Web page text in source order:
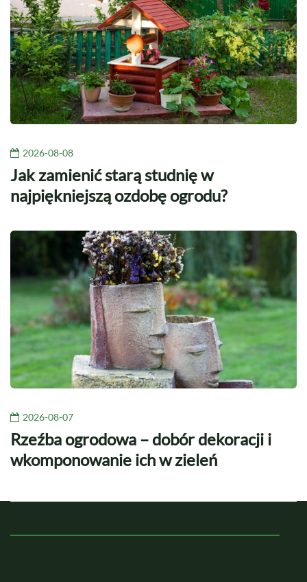
2026-08-08
Jak zamienić starą studnię w
najpiękniejszą ozdobę ogrodu?
2026-08-07
Rzeźba ogrodowa – dobór dekoracji i
wkomponowanie ich w zieleń